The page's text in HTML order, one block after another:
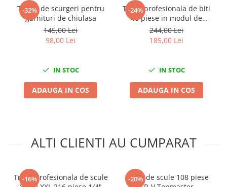
Renault
Rover
Universale
Volkswagen
Scule Pneumatice
Alte scule pneumatice
Chei cu clichet
-32%
Tester de scurgeri pentru
garnituri de chiulasa
145,00 Lei
98,00 Lei
IN STOC
ADAUGA IN COS
-24%
Trusa profesionala de biti
40 piese in modul de
spuma
244,00 Lei
185,00 Lei
IN STOC
ADAUGA IN COS
ALTI CLIENTI AU CUMPARAT
-16%
Trusa profesionala de scule
-20%
Trusa de scule 108 piese